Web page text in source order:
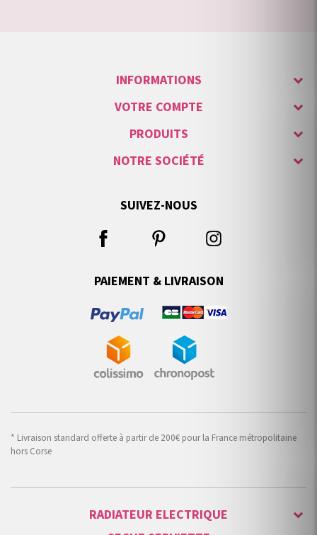
INFORMATIONS
VOTRE COMPTE
PRODUITS
NOTRE SOCIÉTÉ
SUIVEZ-NOUS
PAIEMENT & LIVRAISON
* Livraison standard offerte à partir de 200€ pour la France métropolitaine
hors Corse
RADIATEUR ELECTRIQUE